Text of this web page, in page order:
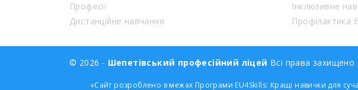
Професії
Дистанційне навчання
Інклюзивне
Профілактика
© 2026 - Шепетівський професійний ліцей Всі права захищено
«Сайт розроблено в межах Програми EU4Skills: Кращі навички для